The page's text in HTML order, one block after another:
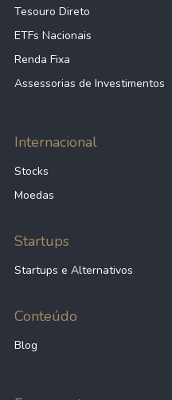
Tesouro Direto
ETFs Nacionais
Renda Fixa
Assessorias de Investimentos
Internacional
Stocks
Moedas
Startups
Startups e Alternativos
Conteúdo
Blog